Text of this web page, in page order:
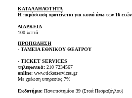
ΚΑΤΑΛΛΗΛΟΤΗΤΑ
Η παράσταση προτείνεται για κοινό άνω των 16 ετών
ΔΙΑΡΚΕΙΑ
100 λεπτά
ΠΡΟΠΩΛΗΣΗ
- ΤΑΜΕΙΑ ΕΘΝΙΚΟΥ ΘΕΑΤΡΟΥ
- TICKET SERVICES
τηλεφωνικά:210 7234567
online:www.ticketservices.gr
Με χρέωση υπηρεσίας 7%
Εκδοτήριο:Πανεπιστημίου 39 (Στοά Πεσμαζόγλου)